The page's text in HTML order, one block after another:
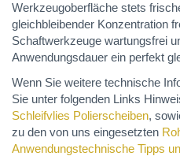
Werkzeugoberfläche stets
gleichbleibender Konzentration
Schaftwerkzeuge wartungsfrei
Anwendungsdauer ein perfekt
Wenn Sie weitere technische
Sie unter folgenden Links
Schleifvlies Polierscheiben,
zu den von uns eingesetzten
Anwendungstechnische Tipps